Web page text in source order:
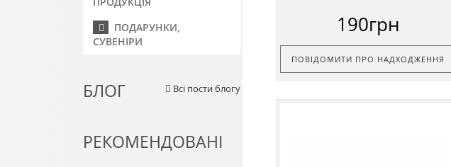
ПОДАРУНКИ,
СУВЕНІРИ
БЛОГ Всі пости блогу
РЕКОМЕНДОВАНІ
190грн
ПОВІДОМИТИ ПРО НАДХОДЖЕННЯ